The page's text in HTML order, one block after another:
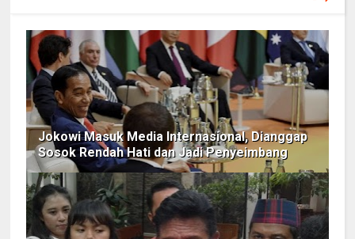
Jokowi Masuk Media Internasional, Dianggap
Sosok Rendah Hati dan Jadi Penyeimbang